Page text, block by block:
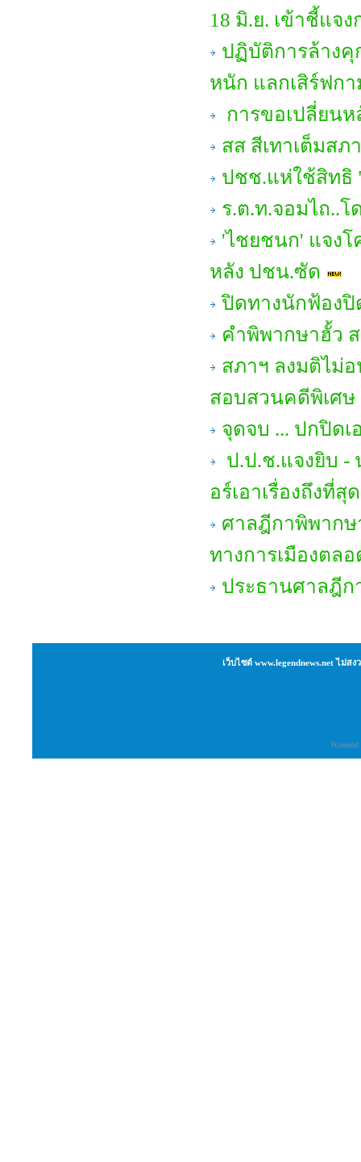
18 มิ.ย. เข้าชี้แจ
ปฏิบัติการล้างคุ
หนัก แลกเสิร์ฟก
การขอเปลี่ยน
สส สีเทาเต็มสภ
ปชช.แห่ใช้สิทธิ
ร.ต.ท.จอมไถ..โ
'ไชยชนก' แจงโ
หลัง ปชน.ซัด
ปิดทางนักฟ้อง
คำพิพากษาฮั้ว ส
สภาฯ ลงมติไม่
สอบสวนคดีพิเศษ
จุดจบ ... ปกปิด
ป.ป.ช.แจงยิบ -
อร์เอาเรื่องถึงที่
ศาลฎีกาพิพากษ
ทางการเมืองตล
ประธานศาลฎีก
เว็บไซต์ www.legendnews.net ไม่